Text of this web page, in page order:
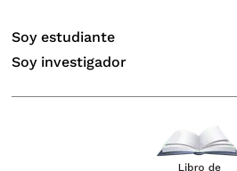
Soy estudiante
Soy investigador